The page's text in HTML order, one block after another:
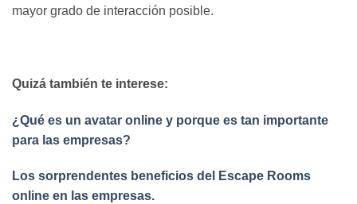
mayor grado de interacción posible.
Quizá también te interese:
¿Qué es un avatar online y porque es tan importante
para las empresas?
Los sorprendentes beneficios del Escape Rooms
online en las empresas.